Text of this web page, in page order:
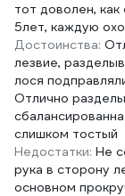
тот доволен,
5лет, каждую
Достоинства:
лезвие,
лося
Отлично
слишком тостый
Недостатки: Не
рука в сторону
основном